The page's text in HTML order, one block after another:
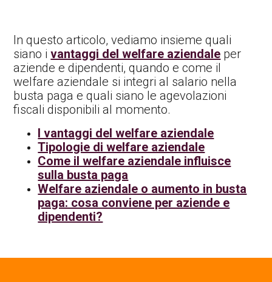
In questo articolo, vediamo insieme quali
siano ivantaggi del welfare aziendale per
aziende e dipendenti, quando e come il
welfare aziendale si integri al salario nella
busta paga e quali siano le agevolazioni
fiscali disponibili al momento.
I vantaggi del welfare aziendale
Tipologie di welfare aziendale
Come il welfare aziendale influisce
sulla busta paga
Welfare aziendale o aumento in busta
paga: cosa conviene per aziende e
dipendenti?